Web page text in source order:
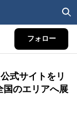
フォロー
式サイトをリ
国のエリアへ展